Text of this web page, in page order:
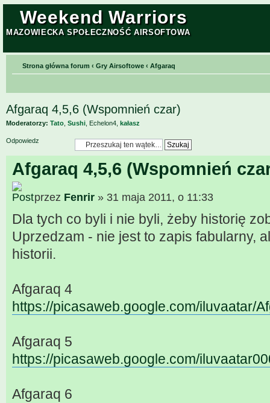
Weekend Warriors
MAZOWIECKA SPOŁECZNOŚĆ AIRSOFTOWA
Strona główna forum ‹ Gry Airsoftowe ‹ Afgaraq
Afgaraq 4,5,6 (Wspomnień czar)
Moderatorzy: Tato Sushi Echelon4 kałasz
Odpowiedz
Afgaraq 4,5,6 (Wspomnień
przez Fenrir » 31 maja 2011, o 11:33
Dla tych co byli i nie byli, żeby historię
Uprzedzam - nie jest to zapis fabularny,
historii.
Afgaraq 4
https://picasaweb.google.com/iluvaatar/
Afgaraq 5
https://picasaweb.google.com/
Afgaraq 6